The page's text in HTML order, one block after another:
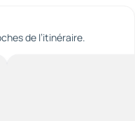
de l’itinéraire.